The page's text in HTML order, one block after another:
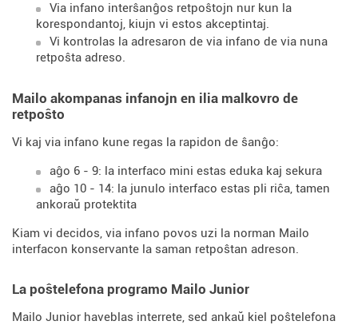
Via infano interŝanĝos retpoŝtojn nur kun la
korespondantoj, kiujn vi estos akceptintaj.
Vi kontrolas la adresaron de via infano de via nuna
retpoŝta adreso.
Mailo akompanas infanojn en ilia malkovro de
retpoŝto
Vi kaj via infano kune regas la rapidon de ŝanĝo:
aĝo 6 - 9: la interfaco mini estas eduka kaj sekura
aĝo 10 - 14: la junulo interfaco estas pli riĉa, tamen
ankoraŭ protektita
Kiam vi decidos, via infano povos uzi la norman Mailo
interfacon konservante la saman retpoŝtan adreson.
La poŝtelefona programo Mailo Junior
Mailo Junior haveblas interrete, sed ankaŭ kiel poŝtelefona